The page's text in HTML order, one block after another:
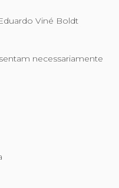
Viné Boldt
necessariamente